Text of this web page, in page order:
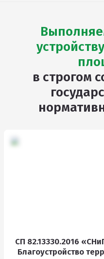
в строгом
СП 82.13330.2016
Благоустройство